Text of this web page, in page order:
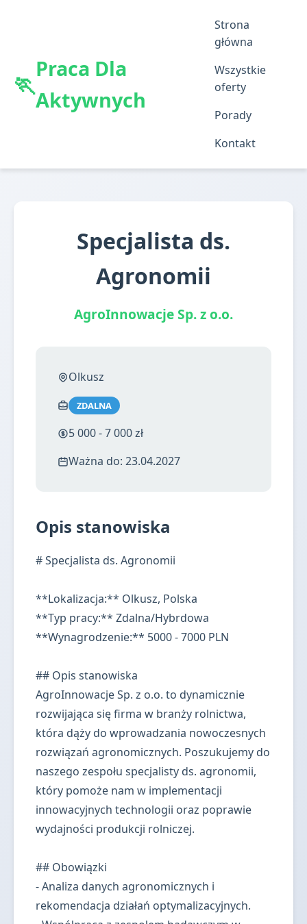
Praca Dla
Aktywnych
Strona
główna
Wszystkie
oferty
Porady
Kontakt
Specjalista ds.
Agronomii
AgroInnowacje Sp. z o.o.
Olkusz
ZDALNA
5 000 - 7 000 zł
Ważna do: 23.04.2027
Opis stanowiska
# Specjalista ds. Agronomii
**Lokalizacja:** Olkusz, Polska
**Typ pracy:** Zdalna/Hybrdowa
**Wynagrodzenie:** 5000 - 7000 PLN
## Opis stanowiska
AgroInnowacje Sp. z o.o. to dynamicznie
rozwijająca się firma w branży rolnictwa,
która dąży do wprowadzania nowoczesnych
rozwiązań agronomicznych. Poszukujemy do
naszego zespołu specjalisty ds. agronomii,
który pomoże nam w implementacji
innowacyjnych technologii oraz poprawie
wydajności produkcji rolniczej.
## Obowiązki
- Analiza danych agronomicznych i
rekomendacja działań optymalizacyjnych.